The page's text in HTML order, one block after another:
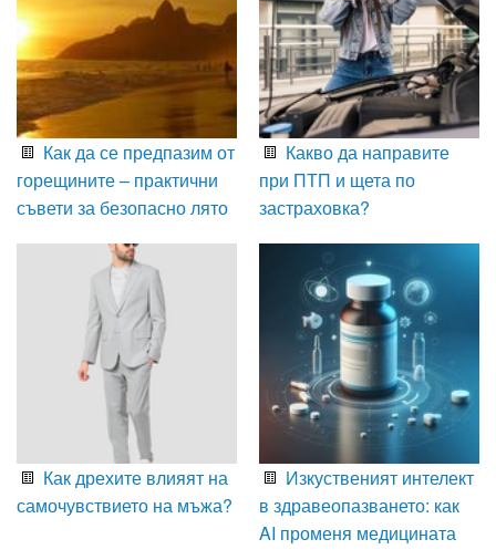
Как да се предпазим от
горещините – практични
съвети за безопасно лято
Какво да направите
при ПТП и щета по
застраховка?
Как дрехите влияят на
самочувствието на мъжа?
Изкуственият интелект
в здравеопазването: как
AI променя медицината